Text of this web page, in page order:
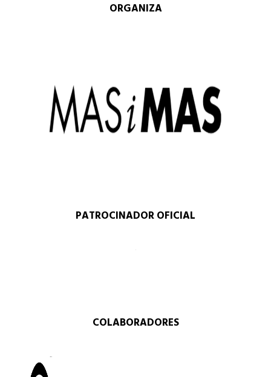
ORGANIZA
PATROCINADOR OFICIAL
COLABORADORES